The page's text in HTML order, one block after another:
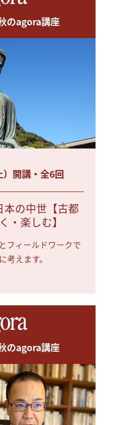
のagora講座
開講・全6回
の中世【古都
・楽しむ】
フィールドワークで
考えます。
のagora講座